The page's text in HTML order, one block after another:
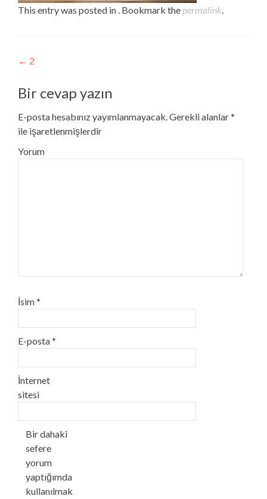
This entry was posted in . Bookmark the permalink.
Post navigation
← 2
Bir cevap yazın
E-posta hesabınız yayımlanmayacak.Gerekli alanlar*
ile işaretlenmişlerdir
Yorum
İsim*
E-posta*
İnternet
sitesi
Bir dahaki
sefere
yorum
yaptığımda
kullanılmak